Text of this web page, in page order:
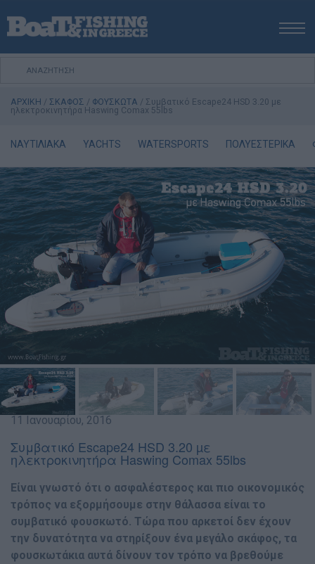
ΑΡΧΙΚΗ
ΕΚΔΟΣΕΙΣ
ΨΑΡΕΜΑ ΑΠΟ ΣΚΑΦΟΣ
ΨΑΡΟΤΟΥΦΕΚΟ
ΣΚΑΦΟΣ
VIDEO
ΕΞΟΠΛΙΣΜΟΣ
ΘΕΣΣΑΛΟΝΙΚΗ BOAT & FISHING SHOW 2025
BOAT & FISHING SHOW 2025
ΑΡΧΙΚΗ / ΣΚΑΦΟΣ / ΦΟΥΣΚΩΤΑ / Συμβατικό Escape24 HSD 3.20 µε
ηλεκτροκινητήρα Haswing Comax 55lbs
ΝΑΥΤΙΛΙΑΚΑ YACHTS WATERSPORTS ΠΟΛΥΕΣΤΕΡΙΚΑ
11 Ιανουαρίου, 2016
Συμβατικό Escape24 HSD 3.20 µε
ηλεκτροκινητήρα Haswing Comax 55lbs
Είναι γνωστό ότι ο ασφαλέστερος και πιο οικονοµικός
τρόπος να εξορµήσουµε στην θάλασσα είναι το
συµβατικό φουσκωτό. Τώρα που αρκετοί δεν έχουν
την δυνατότητα να στηρίξουν ένα µεγάλο σκάφος, τα
φουσκωτάκια αυτά δίνουν τον τρόπο να βρεθούµε